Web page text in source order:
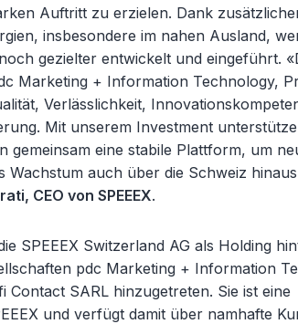
Auftritt zu erzielen. Dank
insbesondere im nahen Ausland,
gezielter entwickelt und eingeführt.
Marketing + Information Technology,
Verlässlichkeit,
Mit unserem Investment
gemeinsam eine stabile Plattform, um
Wachstum auch über die Schweiz
CEO von SPEEEX.
SPEEEX Switzerland AG als Holding
pdc Marketing + Information
SARL hinzugetreten. Sie ist eine
und verfügt damit über namhafte